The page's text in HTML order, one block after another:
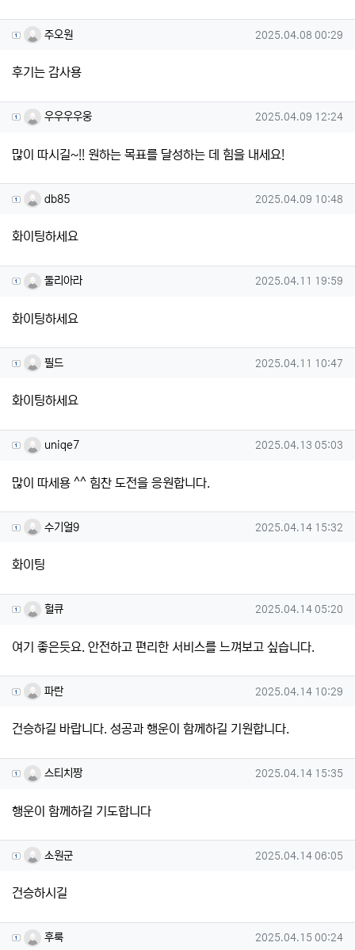
주오원님의 댓글
주오원 작성일
2025.04.08 00:29
후기는 감사용
우우우우웅님의 댓글
우우우우웅 작성일
2025.04.09 12:24
많이 따시길~!! 원하는 목표를 달성하는 데 힘을 내세요!
db85님의 댓글
db85 작성일
2025.04.09 10:48
화이팅하세요
둘리아라님의 댓글
둘리아라 작성일
2025.04.11 19:59
화이팅하세요
필드님의 댓글
필드 작성일
2025.04.11 10:47
화이팅하세요
uniqe7님의 댓글
uniqe7 작성일
2025.04.13 05:03
많이 따세용 ^^ 힘찬 도전을 응원합니다.
수기얼9님의 댓글
수기얼9 작성일
2025.04.14 15:32
화이팅
헐큐님의 댓글
헐큐 작성일
2025.04.14 05:20
여기 좋은듯요. 안전하고 편리한 서비스를 느껴보고 싶습니다.
파란님의 댓글
파란 작성일
2025.04.14 10:29
건승하길 바랍니다. 성공과 행운이 함께하길 기원합니다.
스티치짱님의 댓글
스티치짱 작성일
2025.04.14 15:35
행운이 함께하길 기도합니다
소원군님의 댓글
소원군 작성일
2025.04.14 06:05
건승하시길
후룩님의 댓글
후룩 작성일
2025.04.15 00:24